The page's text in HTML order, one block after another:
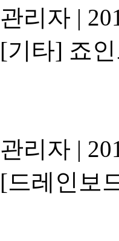
관리자 |
[기타] 죠
관리자 |
[드레인보